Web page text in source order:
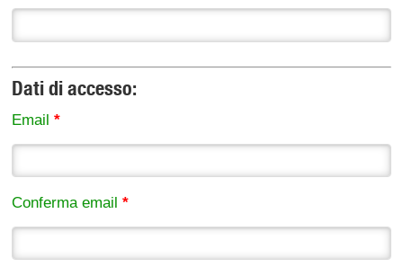
Dati di accesso:
Email *
Conferma email *